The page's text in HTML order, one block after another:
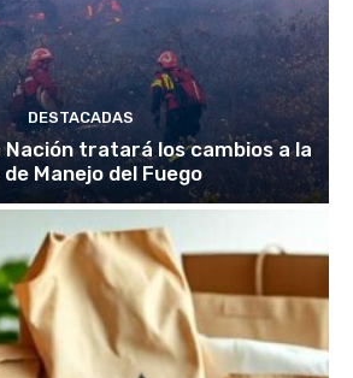
DESTACADAS
Nación tratará los cambios a la
de Manejo del Fuego